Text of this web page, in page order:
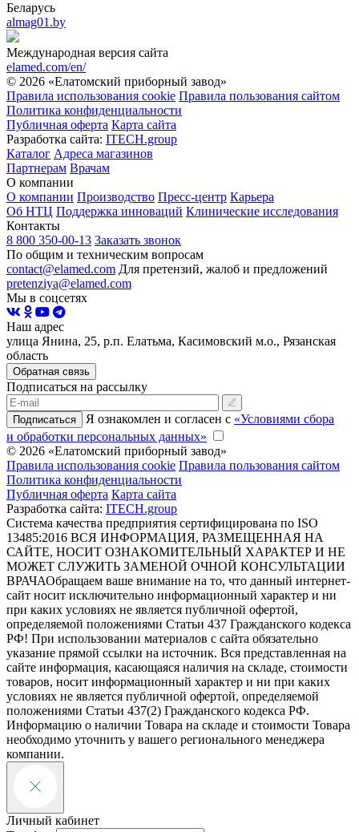
Беларусь
almag01.by
Международная версия сайта
elamed.com/en/
© 2026 «Елатомский приборный завод»
Правила использования cookie Правила пользования сайтом
Политика конфиденциальности
Публичная оферта Карта сайта
Разработка сайта: ITECH.group
Каталог Адреса магазинов
Партнерам Врачам
О компании
О компании Производство Пресс-центр Карьера
Об НТЦ Поддержка инноваций Клинические исследования
Контакты
8 800 350-00-13 Заказать звонок
По общим и техническим вопросам
contact@elamed.com Для претензий, жалоб и предложений
pretenziya@elamed.com
Мы в соцсетях
Наш адрес
улица Янина, 25, р.п. Елатьма, Касимовский м.о., Рязанская
область
Обратная связь
Подписаться на рассылку
Подписаться Я ознакомлен и согласен с «Условиями сбора
и обработки персональных данных»
© 2026 «Елатомский приборный завод»
Правила использования cookie Правила пользования сайтом
Политика конфиденциальности
Публичная оферта Карта сайта
Разработка сайта: ITECH.group
Система качества предприятия сертифицирована по ISO
13485:2016 ВСЯ ИНФОРМАЦИЯ, РАЗМЕЩЕННАЯ НА
САЙТЕ, НОСИТ ОЗНАКОМИТЕЛЬНЫЙ ХАРАКТЕР И НЕ
МОЖЕТ СЛУЖИТЬ ЗАМЕНОЙ ОЧНОЙ КОНСУЛЬТАЦИИ
ВРАЧАОбращаем ваше внимание на то, что данный интернет-
сайт носит исключительно информационный характер и ни
при каких условиях не является публичной офертой,
определяемой положениями Статьи 437 Гражданского кодекса
РФ! При использовании материалов с сайта обязательно
указание прямой ссылки на источник. Вся представленная на
сайте информация, касающаяся наличия на складе, стоимости
товаров, носит информационный характер и ни при каких
условиях не является публичной офертой, определяемой
положениями Статьи 437(2) Гражданского кодекса РФ.
Информацию о наличии Товара на складе и стоимости Товара
необходимо уточнить у вашего регионального менеджера
компании.
Личный кабинет